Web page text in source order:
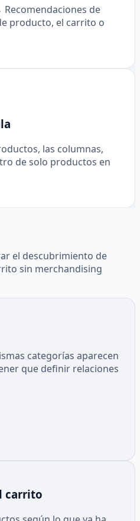
de
producto, el carrito o
las columnas,
de solo productos en
el descubrimiento de
sin merchandising
categorías aparecen
que definir relaciones
carrito